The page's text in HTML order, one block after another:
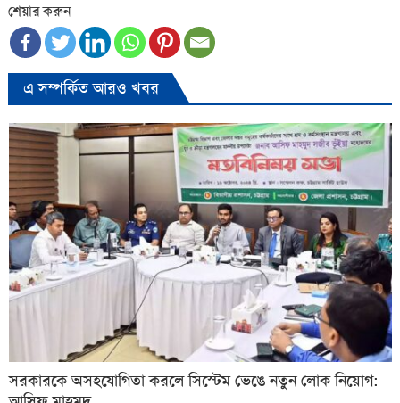
শেয়ার করুন
এ সম্পর্কিত আরও খবর
সরকারকে অসহযোগিতা করলে সিস্টেম ভেঙে নতুন লোক নিয়োগ: